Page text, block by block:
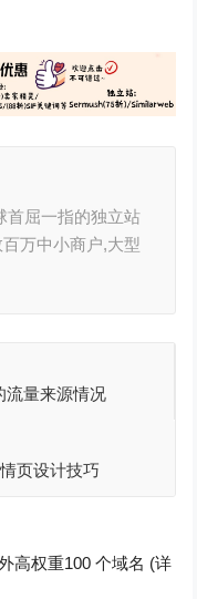
首屈一指的独立站
万中小商户,大型
流量来源情况
页设计技巧
高权重100 个域名 (详